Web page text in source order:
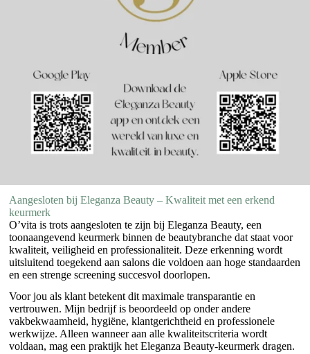
Aangesloten bij Eleganza Beauty – Kwaliteit met een erkend
keurmerk
O’vita is trots aangesloten te zijn bij Eleganza Beauty, een
toonaangevend keurmerk binnen de beautybranche dat staat voor
kwaliteit, veiligheid en professionaliteit. Deze erkenning wordt
uitsluitend toegekend aan salons die voldoen aan hoge standaarden
en een strenge screening succesvol doorlopen.
Voor jou als klant betekent dit maximale transparantie en
vertrouwen. Mijn bedrijf is beoordeeld op onder andere
vakbekwaamheid, hygiëne, klantgerichtheid en professionele
werkwijze. Alleen wanneer aan alle kwaliteitscriteria wordt
voldaan, mag een praktijk het Eleganza Beauty-keurmerk dragen.